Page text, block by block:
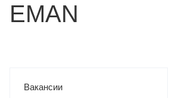
EMAN
Вакансии